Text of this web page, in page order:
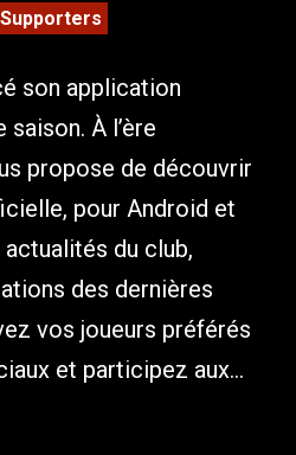
Supporters
son application
À l’ère
propose de découvrir
pour Android et
du club,
des dernières
vos joueurs préférés
et participez aux...